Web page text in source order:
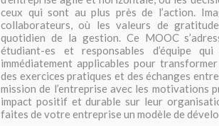
ceux qui sont au plus près de l’action.
collaborateurs, où les valeurs de
quotidien de la gestion. Ce MOOC
étudiant-es et responsables d’équipe
immédiatement applicables pour
des exercices pratiques et des échanges
mission de l’entreprise avec les motivations
impact positif et durable sur leur
faites de votre entreprise un modèle de